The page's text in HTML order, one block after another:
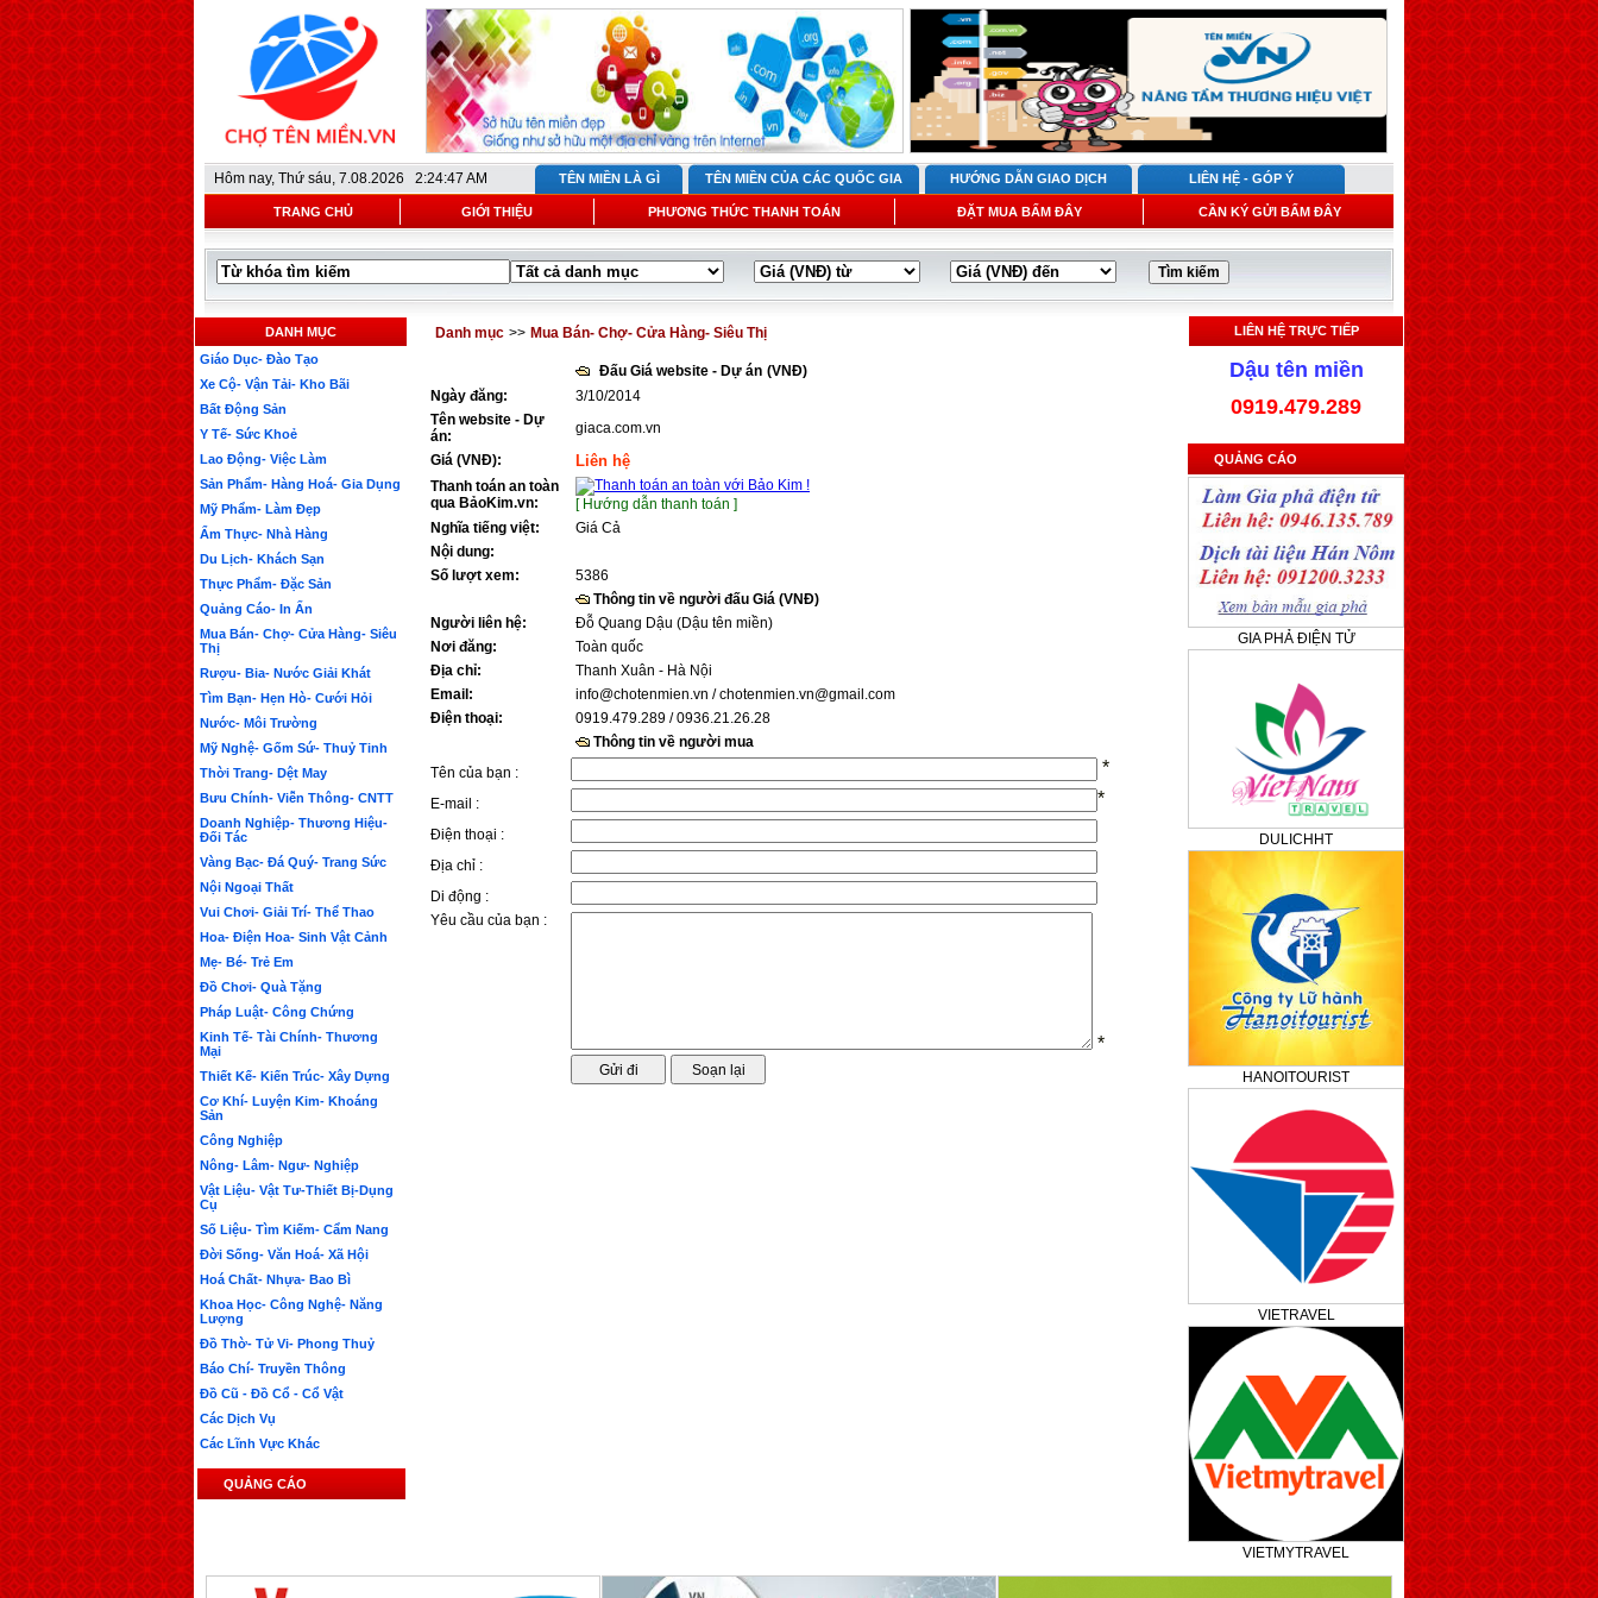
Hôm nay, Thứ sáu, 7.08.2026 2:24:47 AM TÊN MIỀN LÀ GÌ TÊN MIỀN CỦA CÁC QUỐC GIA HƯỚNG DẪN GIAO DỊCH LIÊN HỆ - GÓP Ý
TRANG CHỦ GIỚI THIỆU PHƯƠNG THỨC THANH TOÁN ĐẶT MUA BẤM ĐÂY CẦN KÝ GỬI BẤM ĐÂY
DANH MỤC
Giáo Dục- Đào Tạo
Xe Cộ- Vận Tải- Kho Bãi
Bất Động Sản
Y Tế- Sức Khoẻ
Lao Động- Việc Làm
Sản Phẩm- Hàng Hoá- Gia Dụng
Mỹ Phẩm- Làm Đẹp
Ẩm Thực- Nhà Hàng
Du Lịch- Khách Sạn
Thực Phẩm- Đặc Sản
Quảng Cáo- In Ấn
Mua Bán- Chợ- Cửa Hàng- Siêu
Thị
Rượu- Bia- Nước Giải Khát
Tìm Bạn- Hẹn Hò- Cưới Hỏi
Nước- Môi Trường
Mỹ Nghệ- Gốm Sứ- Thuỷ Tinh
Thời Trang- Dệt May
Bưu Chính- Viễn Thông- CNTT
Doanh Nghiệp- Thương Hiệu-
Đối Tác
Vàng Bạc- Đá Quý- Trang Sức
Nội Ngoại Thất
Vui Chơi- Giải Trí- Thể Thao
Hoa- Điện Hoa- Sinh Vật Cảnh
Mẹ- Bé- Trẻ Em
Đồ Chơi- Quà Tặng
Pháp Luật- Công Chứng
Kinh Tế- Tài Chính- Thương
Mại
Thiết Kế- Kiến Trúc- Xây Dựng
Cơ Khí- Luyện Kim- Khoáng
Sản
Công Nghiệp
Nông- Lâm- Ngư- Nghiệp
Vật Liệu- Vật Tư-Thiết Bị-Dụng
Cụ
Số Liệu- Tìm Kiếm- Cẩm Nang
Đời Sống- Văn Hoá- Xã Hội
Hoá Chất- Nhựa- Bao Bì
Khoa Học- Công Nghệ- Năng
Lượng
Đồ Thờ- Tử Vi- Phong Thuỷ
Báo Chí- Truyền Thông
Đồ Cũ - Đồ Cổ - Cổ Vật
Các Dịch Vụ
Các Lĩnh Vực Khác
QUẢNG CÁO
Danh mục >> Mua Bán- Chợ- Cửa Hàng- Siêu Thị
Đấu Giá website - Dự án (VNĐ)
Ngày đăng:
3/10/2014
Tên website - Dự
án:
giaca.com.vn
Giá (VNĐ):
Liên hệ
Thanh toán an toàn
qua BảoKim.vn:
[ Hướng dẫn thanh toán ]
Nghĩa tiếng việt:
Giá Cả
Nội dung:
Số lượt xem:
5386
Thông tin về người đấu Giá (VNĐ)
Người liên hệ:
Đỗ Quang Dậu (Dậu tên miền)
Nơi đăng:
Toàn quốc
Địa chỉ:
Thanh Xuân - Hà Nội
Email:
info@chotenmien.vn / chotenmien.vn@gmail.com
Điện thoại:
0919.479.289 / 0936.21.26.28
Thông tin về người mua
Tên của bạn :
*
E-mail : *
Điện thoại :
Địa chỉ :
Di động :
Yêu cầu của bạn :
*
LIÊN HỆ TRỰC TIẾP
Dậu tên miền
0919.479.289
QUẢNG CÁO
GIA PHẢ ĐIỆN TỬ
DULICHHT
HANOITOURIST
VIETRAVEL
VIETMYTRAVEL